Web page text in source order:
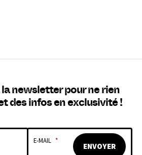
newsletter pour ne rien
des infos en exclusivité !
E-MAIL *